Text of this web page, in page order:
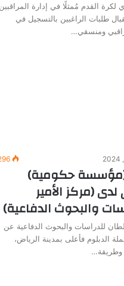
لكرة القدم مُمثلًا في إدارة المراقبين
طلبات الراغبين بالتسجيل في
ومنسقي…
حكومية)
(مركز الأمير
والبحوث الدفاعية)
للدراسات والبحوث الدفاعية عن
الدبلوم فأعلى بمدينة الرياض،
وطريقة…